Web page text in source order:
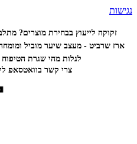
נגישות
זקוקה לייעוץ בבחירת מוצרים?
ארז שרביט - מעצב שיער מוביל
לגלות מהי שגרת
צרי קשר בוואטסאפ